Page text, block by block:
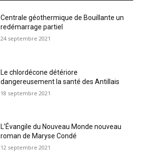
Centrale géothermique de Bouillante un
redémarrage partiel
24 septembre 2021
Le chlordécone détériore
dangereusement la santé des Antillais
18 septembre 2021
L’Évangile du Nouveau Monde nouveau
roman de Maryse Condé
12 septembre 2021